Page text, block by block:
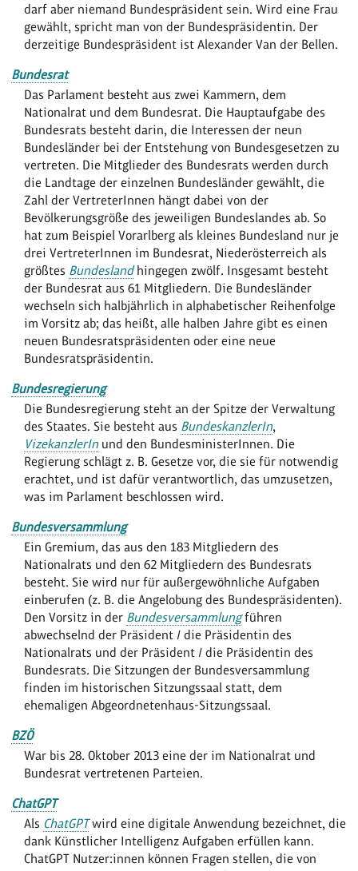
darf aber niemand Bundespräsident sein. Wird eine Frau
gewählt, spricht man von der Bundespräsidentin. Der
derzeitige Bundespräsident ist Alexander Van der Bellen.
Bundesrat
Das Parlament besteht aus zwei Kammern, dem
Nationalrat und dem Bundesrat. Die Hauptaufgabe des
Bundesrats besteht darin, die Interessen der neun
Bundesländer bei der Entstehung von Bundesgesetzen zu
vertreten. Die Mitglieder des Bundesrats werden durch
die Landtage der einzelnen Bundesländer gewählt, die
Zahl der VertreterInnen hängt dabei von der
Bevölkerungsgröße des jeweiligen Bundeslandes ab. So
hat zum Beispiel Vorarlberg als kleines Bundesland nur je
drei VertreterInnen im Bundesrat, Niederösterreich als
größtes Bundeslandhingegen zwölf. Insgesamt besteht
der Bundesrat aus 61 Mitgliedern. Die Bundesländer
wechseln sich halbjährlich in alphabetischer Reihenfolge
im Vorsitz ab; das heißt, alle halben Jahre gibt es einen
neuen Bundesratspräsidenten oder eine neue
Bundesratspräsidentin.
Bundesregierung
Die Bundesregierung steht an der Spitze der Verwaltung
des Staates. Sie besteht aus BundeskanzlerIn,
VizekanzlerIn und den BundesministerInnen. Die
Regierung schlägt z. B. Gesetze vor, die sie für notwendig
erachtet, und ist dafür verantwortlich, das umzusetzen,
was im Parlament beschlossen wird.
Bundesversammlung
Ein Gremium, das aus den 183 Mitgliedern des
Nationalrats und den 62 Mitgliedern des Bundesrats
besteht. Sie wird nur für außergewöhnliche Aufgaben
einberufen (z. B. die Angelobung des Bundespräsidenten).
Den Vorsitz in der Bundesversammlungführen
abwechselnd der Präsident / die Präsidentin des
Nationalrats und der Präsident / die Präsidentin des
Bundesrats. Die Sitzungen der Bundesversammlung
finden im historischen Sitzungssaal statt, dem
ehemaligen Abgeordnetenhaus-Sitzungssaal.
BZÖ
War bis 28. Oktober 2013 eine der im Nationalrat und
Bundesrat vertretenen Parteien.
ChatGPT
Als ChatGPTwird eine digitale Anwendung bezeichnet, die
dank Künstlicher Intelligenz Aufgaben erfüllen kann.
ChatGPT Nutzer:innen können Fragen stellen, die von